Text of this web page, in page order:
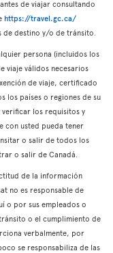
de viajar consultando
https://travel.gc.ca/
de destino y/o de tránsito.
persona (incluidos los
viaje válidos necesarios
de viaje, certificado
los países o regiones de su
los requisitos y
con usted pueda tener
o salir de todos los
o salir de Canadá.
de la información
no es responsable de
o por sus empleados o
o el cumplimiento de
verbalmente, por
se responsabiliza de las